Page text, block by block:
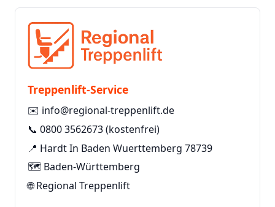
Treppenlift-Service
✉️ info@regional-treppenlift.de
📞 0800 3562673(kostenfrei)
📍 Hardt In Baden Wuerttemberg 78739
🗺️ Baden-Württemberg
🌐Regional Treppenlift